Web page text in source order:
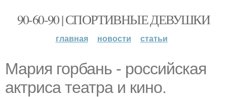
90-60-90 | СПОРТИВНЫЕ ДЕВУШКИ
главная новости статьи
Мария горбань - рoccийская
актриса театра и кино.